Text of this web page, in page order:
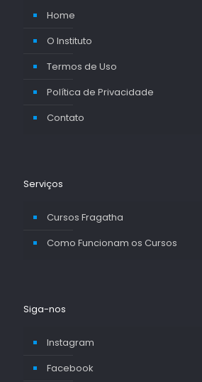
Home
O Instituto
Termos de Uso
Política de Privacidade
Contato
Serviços
Cursos Fragatha
Como Funcionam os Cursos
Siga-nos
Instagram
Facebook